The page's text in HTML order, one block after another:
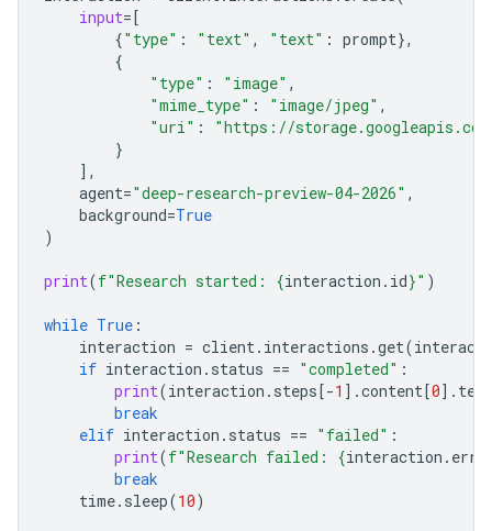
input=[
{"type" : "text" , "text" : prompt},
{
"type" : "image" ,
"mime_type" : "image/jpeg" ,
"uri" :
"https://
}
],
agent="deep-research-preview-04-2026" ,
background=True
)
print(f"Research started: {interaction . id}" )
while True :
interaction = client. interactions .get(
if interaction . status == "completed" :
print(interaction . steps[-1 ] .content[0] . text
break
elif interaction . status == "failed" :
print(f"Research failed: {interaction .
break
time. sleep(10)